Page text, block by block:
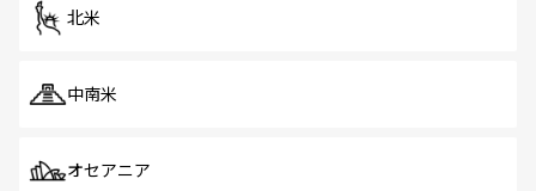
北米
中南米
オセアニア